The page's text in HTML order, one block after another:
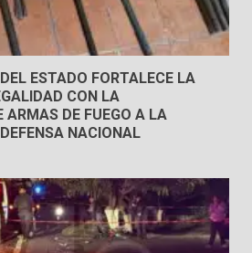
Gobierno de la Gente más
mil
de julio de 2026
ESTADO FORTALECE LA
CON LA
ARMAS DE FUEGO A LA
NACIONAL